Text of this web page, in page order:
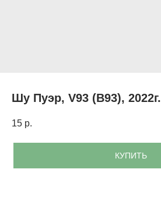
Шу Пуэр, V93 (В93), 2022г.
15 р.
КУПИТЬ